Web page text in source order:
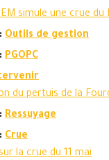
simule une crue du
Outils de gestion
PGOPC
du pertuis de la
Ressuyage
Crue
la crue du 11 mai